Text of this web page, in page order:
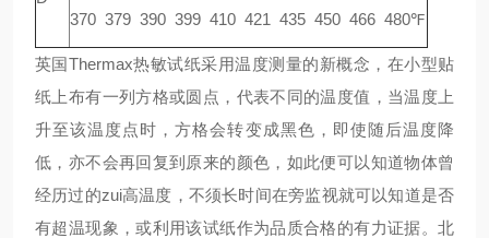
370 379 390 399 410 421 435 450 466 480℉
英国Thermax热敏试纸采用温度测量的新概念，在小型贴
纸上布有一列方格或圆点，代表不同的温度值，当温度上
升至该温度点时，方格会转变成黑色，即使随后温度降
低，亦不会再回复到原来的颜色，如此便可以知道物体曾
经历过的zui高温度，不须长时间在旁监视就可以知道是否
有超温现象，或利用该试纸作为品质合格的有力证据。北